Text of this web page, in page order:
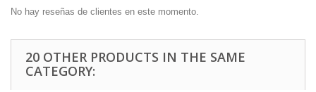
No hay reseñas de clientes en este momento.
20 OTHER PRODUCTS IN THE SAME
CATEGORY: